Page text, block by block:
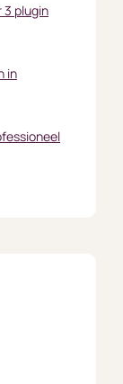
3 plugin
in